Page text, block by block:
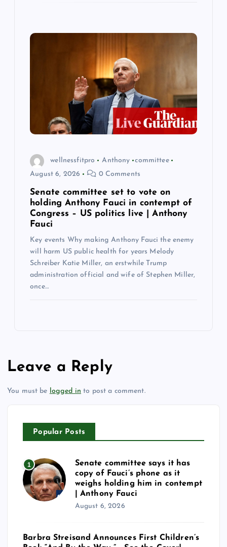
wellnessfitpro Anthony
committee
August 6, 2026
0 Comments
Senate committee set to vote on
holding Anthony Fauci in contempt of
Congress – US politics live | Anthony
Fauci
Key events Why making Anthony Fauci the enemy
will harm US public health for years Melody
Schreiber Katie Miller, an erstwhile Trump
administration official and wife of Stephen Miller,
once…
Leave a Reply
You must be logged in to post a comment.
Popular Posts
1
Senate committee says it has
copy of Fauci’s phone as it
weighs holding him in contempt
| Anthony Fauci
August 6, 2026
Barbra Streisand Announces First Children’s